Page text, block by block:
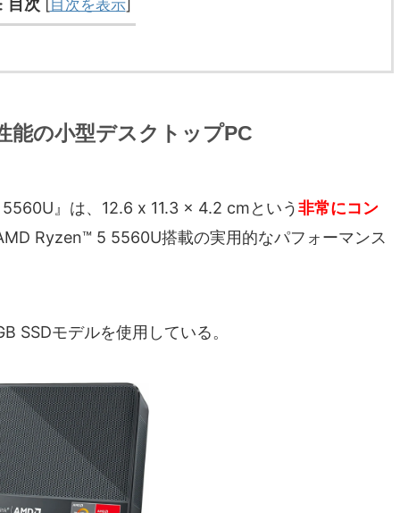
目次 [目次を表示]
能の小型デスクトップPC
』は、‎12.6 x 11.3 x 4.2 cmという非常にコン
Ryzen™ 5 5560U搭載の実用的なパフォーマンス
SSDモデルを使用している。